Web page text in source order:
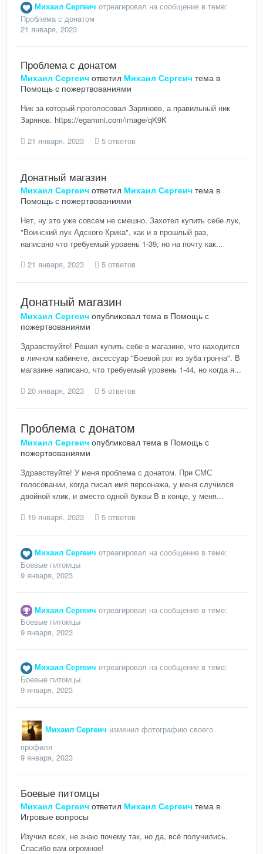
Михаил Сергеич отреагировал на сообщение в теме:
Проблема с донатом
21 января, 2023
Проблема с донатом
Михаил Сергеич ответил Михаил Сергеич тема в
Помощь с пожертвованиями
Ник за который проголосовал Заряновв, а правильный ник
Зарянов. https://egammi.com/image/qK9K
21 января, 2023
5 ответов
Донатный магазин
Михаил Сергеич ответил Михаил Сергеич тема в
Помощь с пожертвованиями
Нет, ну это уже совсем не смешно. Захотел купить себе лук,
"Воинский лук Адского Крика", как и в прошлый раз,
написано что требуемый уровень 1-39, но на почту как...
21 января, 2023
5 ответов
Донатный магазин
Михаил Сергеич опубликовал тема в Помощь с
пожертвованиями
Здравствуйте! Решил купить себе в магазине, что находится
в личном кабинете, аксессуар "Боевой рог из зуба гронна". В
магазине написано, что требуемый уровень 1-44, но когда я...
20 января, 2023
5 ответов
Проблема с донатом
Михаил Сергеич опубликовал тема в Помощь с
пожертвованиями
Здравствуйте! У меня проблема с донатом. При СМС
голосовании, когда писал имя персонажа, у меня случился
двойной клик, и вместо одной буквы В в конце, у меня...
19 января, 2023
5 ответов
Михаил Сергеич отреагировал на сообщение в теме:
Боевые питомцы
9 января, 2023
Михаил Сергеич отреагировал на сообщение в теме:
Боевые питомцы
9 января, 2023
Михаил Сергеич отреагировал на сообщение в теме:
Боевые питомцы
9 января, 2023
Михаил Сергеич изменил фотографию своего
профиля
9 января, 2023
Боевые питомцы
Михаил Сергеич ответил Михаил Сергеич тема в
Игровые вопросы
Изучил всех, не знаю почему так, но да, всё получились.
Спасибо вам огромное!